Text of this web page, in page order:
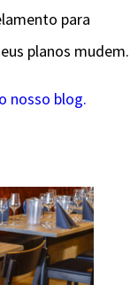
para
planos mudem.
nosso blog.